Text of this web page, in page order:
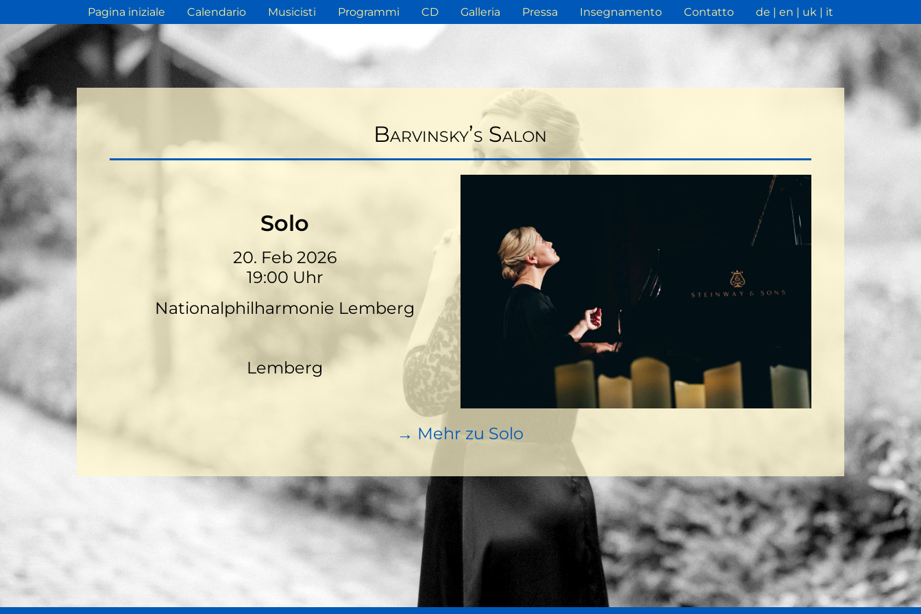
Pagina iniziale Calendario Musicisti Programmi CD Galleria Pressa Insegnamento Contatto de en uk it
Barvinsky’s Salon
Solo
20. Feb 2026
19:00 Uhr
Nationalphilharmonie Lemberg
Lemberg
→ Mehr zu Solo